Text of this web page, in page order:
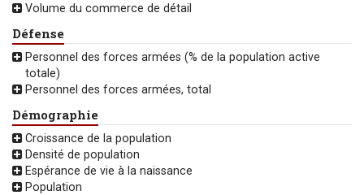
Volume du commerce de détail
Défense
Personnel des forces armées (% de la population active
totale)
Personnel des forces armées, total
Démographie
Croissance de la population
Densité de population
Espérance de vie à la naissance
Population